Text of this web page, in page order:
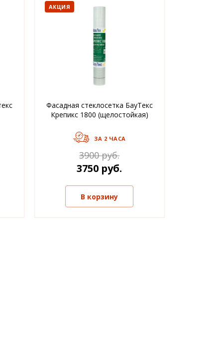
АКЦИЯ
Фасадная стеклосетка БауТекс
Крепикс 1800 (щелостойкая)
ЗА 2 ЧАСА
3900 руб.
3750 руб.
В корзину